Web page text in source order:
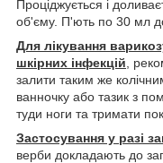
Проціджується і
об'єму. П'ють по 30 мл
Для лікування
шкірних інфекцій ,
залити таким же
ванночку або тазик з
туди ноги та тримати
Застосування у разі
верби докладають до